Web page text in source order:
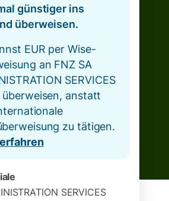
günstiger ins
überweisen.
EUR per Wise-
an FNZ SA
SERVICES
überweisen, anstatt
zu tätigen.
SERVICES